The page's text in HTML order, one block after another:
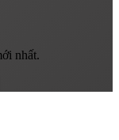
nhất.